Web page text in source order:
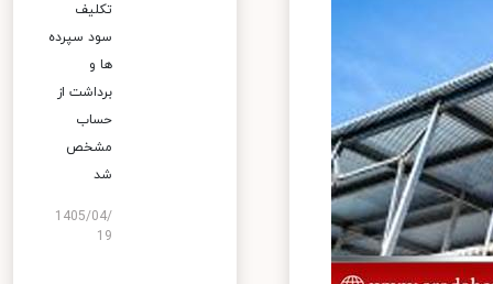
تکلیف
سود سپرده
ها و
برداشت از
حساب
مشخص
شد
1405/04/
19